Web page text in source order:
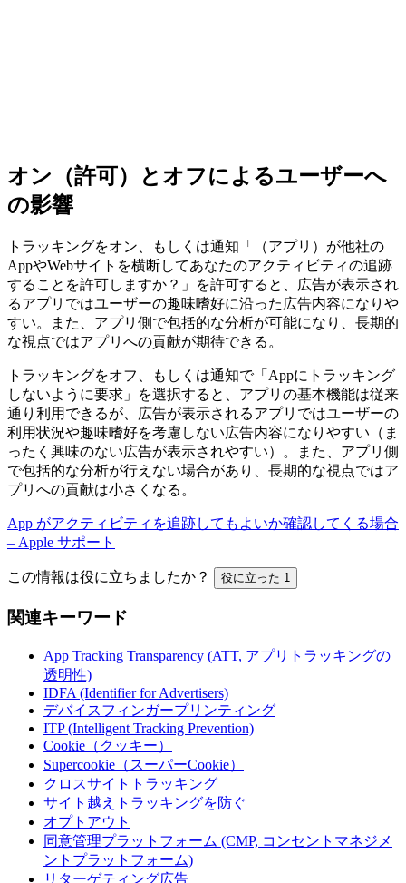
オン（許可）とオフによるユーザーへ
の影響
トラッキングをオン、もしくは通知「（アプリ）が他社の
AppやWebサイトを横断してあなたのアクティビティの追跡
することを許可しますか？」を許可すると、広告が表示され
るアプリではユーザーの趣味嗜好に沿った広告内容になりや
すい。また、アプリ側で包括的な分析が可能になり、長期的
な視点ではアプリへの貢献が期待できる。
トラッキングをオフ、もしくは通知で「Appにトラッキング
しないように要求」を選択すると、アプリの基本機能は従来
通り利用できるが、広告が表示されるアプリではユーザーの
利用状況や趣味嗜好を考慮しない広告内容になりやすい（ま
ったく興味のない広告が表示されやすい）。また、アプリ側
で包括的な分析が行えない場合があり、長期的な視点ではア
プリへの貢献は小さくなる。
App がアクティビティを追跡してもよいか確認してくる場合
– Apple サポート
この情報は役に立ちましたか？ 役に立った 1
関連キーワード
App Tracking Transparency (ATT, アプリトラッキングの
透明性)
IDFA (Identifier for Advertisers)
デバイスフィンガープリンティング
ITP (Intelligent Tracking Prevention)
Cookie（クッキー）
Supercookie（スーパーCookie）
クロスサイトトラッキング
サイト越えトラッキングを防ぐ
オプトアウト
同意管理プラットフォーム (CMP, コンセントマネジメ
ントプラットフォーム)
リターゲティング広告